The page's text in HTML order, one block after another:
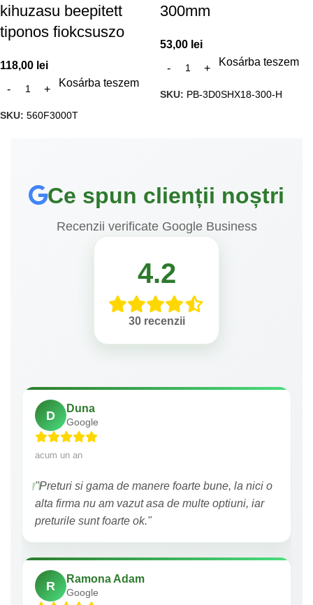
kihuzasu beepitett
tiponos fiokcsuszo
118,00 lei
Kosárba teszem
SKU: 560F3000T
300mm
53,00 lei
Kosárba teszem
SKU: PB-3D0SHX18-300-H
Ce spun clienții noștri
Recenzii verificate Google Business
4.2
30 recenzii
D
Duna
Google
acum un an
"Preturi si gama de manere foarte bune, la nici o
alta firma nu am vazut asa de multe optiuni, iar
preturile sunt foarte ok."
R
Ramona Adam
Google